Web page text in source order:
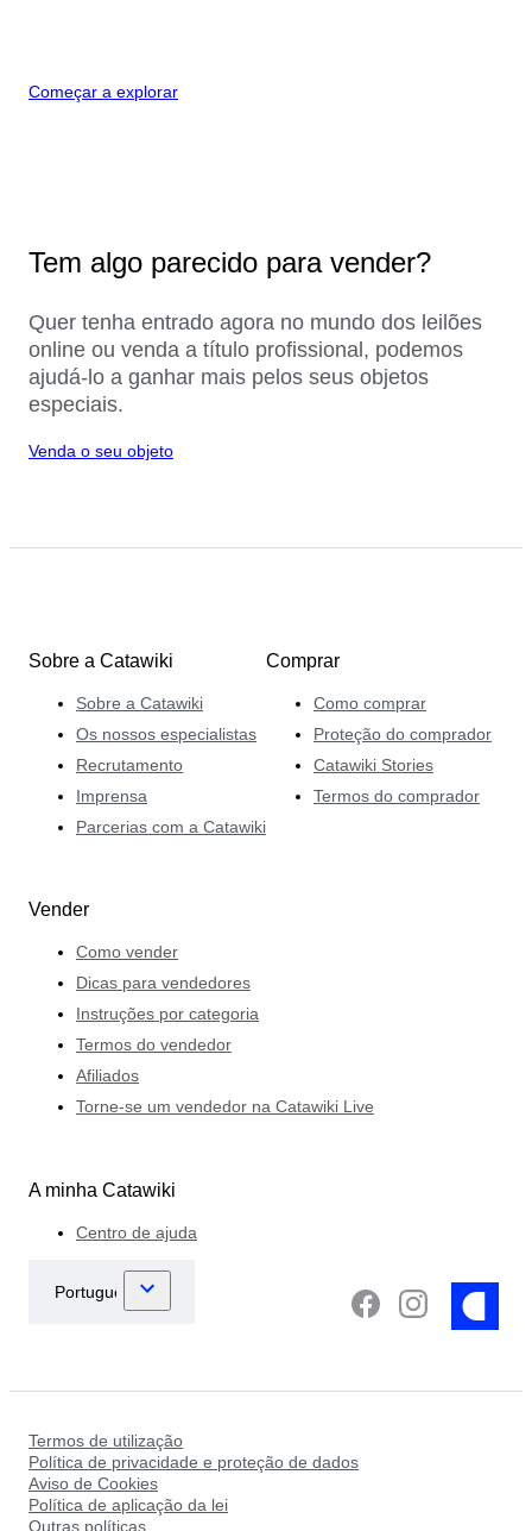
Começar a explorar
Tem algo parecido para vender?
Quer tenha entrado agora no mundo dos leilões
online ou venda a título profissional, podemos
ajudá-lo a ganhar mais pelos seus objetos
especiais.
Venda o seu objeto
Sobre a Catawiki
Sobre a Catawiki
Os nossos especialistas
Recrutamento
Imprensa
Parcerias com a Catawiki
Comprar
Como comprar
Proteção do comprador
Catawiki Stories
Termos do comprador
Vender
Como vender
Dicas para vendedores
Instruções por categoria
Termos do vendedor
Afiliados
Torne-se um vendedor na Catawiki Live
A minha Catawiki
Centro de ajuda
Termos de utilização
Política de privacidade e proteção de dados
Aviso de Cookies
Política de aplicação da lei
Outras políticas